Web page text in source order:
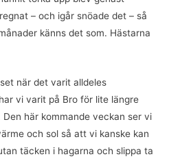
– och igår snöade det – så
känns det som. Hästarna
när det varit alldeles
vi varit på Bro för lite längre
här kommande veckan ser vi
och sol så att vi kanske kan
täcken i hagarna och slippa ta